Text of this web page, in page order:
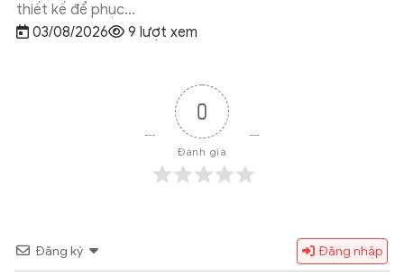
thiết kế để phục...
03/08/2026
9 lượt xem
0
Đánh giá
Đăng ký Đăng nhập